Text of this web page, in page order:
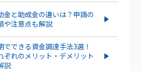
金と助成金の違いは？申請の
や注意点も解説
でできる資金調達手法3選！
ぞれのメリット・デメリット
説